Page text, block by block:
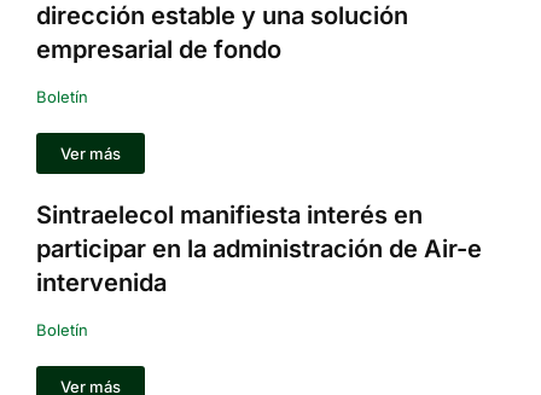
dirección estable y una solución
empresarial de fondo
Boletín
Ver más
Sintraelecol manifiesta interés en
participar en la administración de Air-e
intervenida
Boletín
Ver más